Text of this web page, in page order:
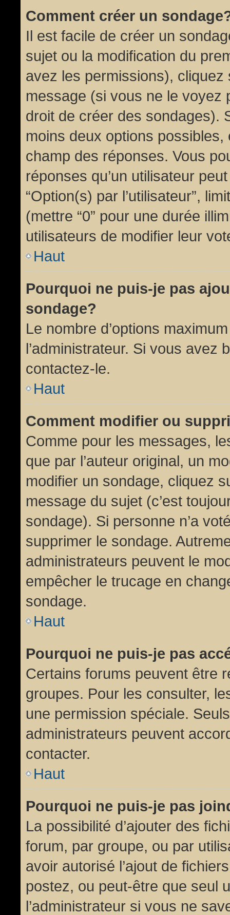
Comment créer un
Il est facile de créer un
sujet ou la modification du
avez les permissions), cliquez
message (si vous ne le voyez
droit de créer des sondages).
moins deux options
champ des réponses. Vous
réponses qu’un utilisateur
“Option(s) par l’utilisateur”,
(mettre “0” pour une durée
utilisateurs de modifier leur
Haut
Pourquoi ne puis-je pas
sondage?
Le nombre d’options
l’administrateur. Si vous avez
contactez-le.
Haut
Comment modifier ou
Comme pour les messages,
que par l’auteur original, un
modifier un sondage, cliquez
message du sujet (c’est
sondage). Si personne n’a
supprimer le sondage.
administrateurs peuvent le
empêcher le trucage en
sondage.
Haut
Pourquoi ne puis-je pas
Certains forums peuvent être
groupes. Pour les consulter,
une permission spéciale.
administrateurs peuvent
contacter.
Haut
Pourquoi ne puis-je pas
La possibilité d’ajouter des
forum, par groupe, ou par
avoir autorisé l’ajout de
postez, ou peut-être que seul
l’administrateur si vous ne